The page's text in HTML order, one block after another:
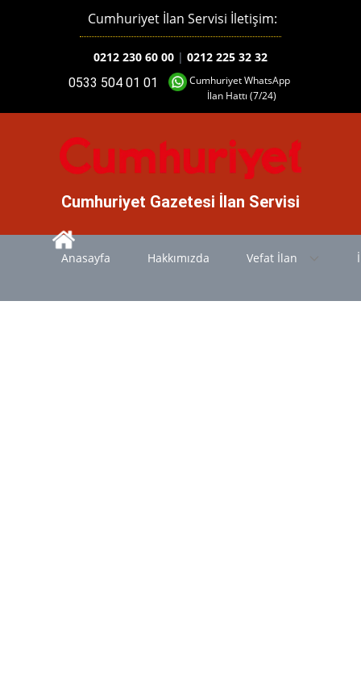
Cumhuriyet WhatsApp
İlan Hattı (7/24)
0533 504 01 01
Cumhuriyet İlan Servisi İletişim:
0212 230 60 00 | 0212 225 32 32
Cumhuriyet Gazetesi İlan Servisi
Anasayfa Hakkımızda Vefat İlan